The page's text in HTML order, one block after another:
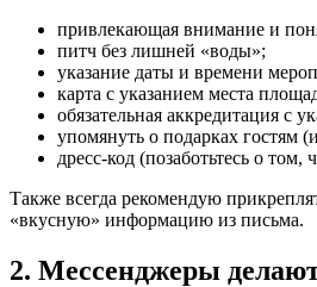
привлекающая внимание и
питч без лишней «воды»;
указание даты и времени
карта с указанием места
обязательная аккредитация с
упомянуть о подарках гостям
дресс-код (позаботьтесь о
Также всегда рекомендую
«вкусную» информацию из письма.
2. Мессенджеры